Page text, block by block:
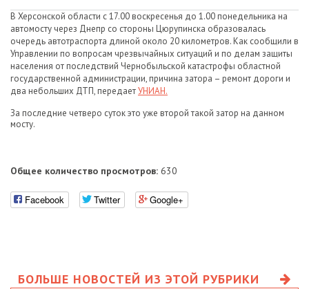
В Херсонской области с 17.00 воскресенья до 1.00 понедельника на
автомосту через Днепр со стороны Цюрупинска образовалась
очередь автотраспорта длиной около 20 километров. Как сообщили в
Управлении по вопросам чрезвычайных ситуаций и по делам защиты
населения от последствий Чернобыльской катастрофы областной
государственной администрации, причина затора – ремонт дороги и
два небольших ДТП, передаетУНИАН.
За последние четверо суток это уже второй такой затор на данном
мосту.
Общее количество просмотров: 630
Facebook Twitter Google+
БОЛЬШЕ НОВОСТЕЙ ИЗ ЭТОЙ РУБРИКИ